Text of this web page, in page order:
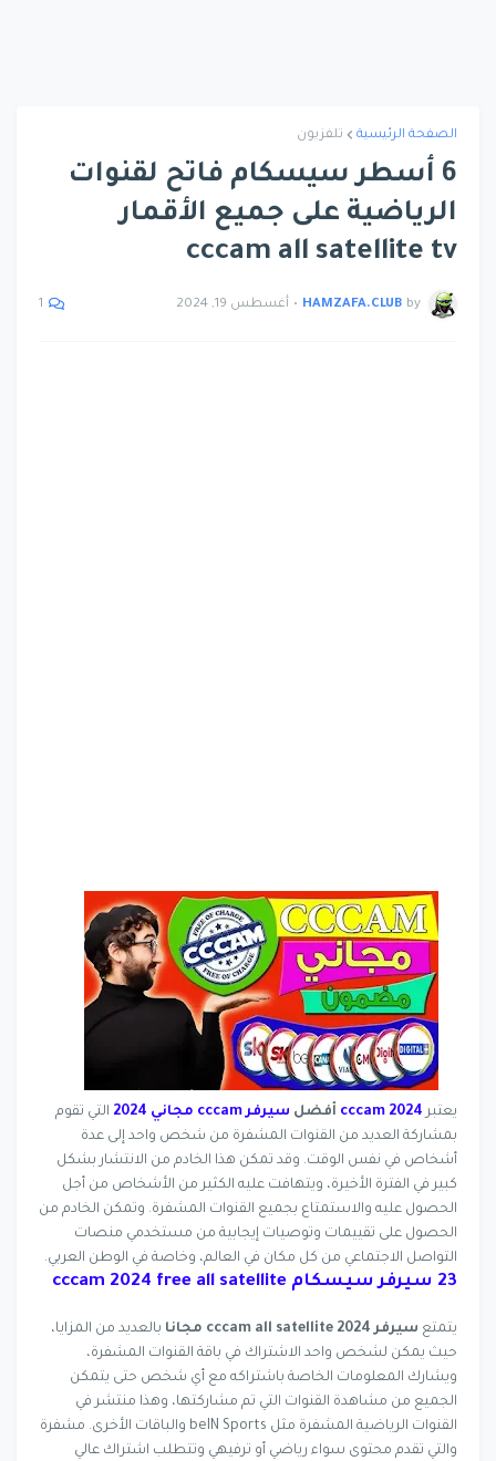
الصفحة الرئيسية تلفزيون
6 أسطر سيسكام فاتح لقنوات
الرياضية على جميع الأقمار
cccam all satellite tv
by
HAMZAFA.CLUB
• أغسطس 19, 2024 1
يعتبر cccam 2024 أفضل سيرفر cccam مجاني 2024
التي تقوم
بمشاركة العديد من القنوات المشفرة من شخص واحد إلى عدة
أشخاص في نفس الوقت. وقد تمكن هذا الخادم من الانتشار بشكل
كبير في الفترة الأخيرة، ويتهافت عليه الكثير من الأشخاص من أجل
الحصول عليه والاستمتاع بجميع القنوات المشفرة. وتمكن الخادم من
الحصول على تقييمات وتوصيات إيجابية من مستخدمي منصات
التواصل الاجتماعي من كل مكان في العالم، وخاصة في الوطن العربي.
23 سيرفر سيسكام cccam 2024 free all satellite
يتمتع سيرفر cccam all satellite 2024 مجانا
بالعديد من المزايا،
حيث يمكن لشخص واحد الاشتراك في باقة القنوات المشفرة،
ويشارك المعلومات الخاصة باشتراكه مع أي شخص حتى يتمكن
الجميع من مشاهدة القنوات التي تم مشاركتها، وهذا منتشر في
القنوات الرياضية المشفرة مثل beIN Sports والباقات الأخرى. مشفرة
والتي تقدم محتوى سواء رياضي أو ترفيهي وتتطلب اشتراك عالي